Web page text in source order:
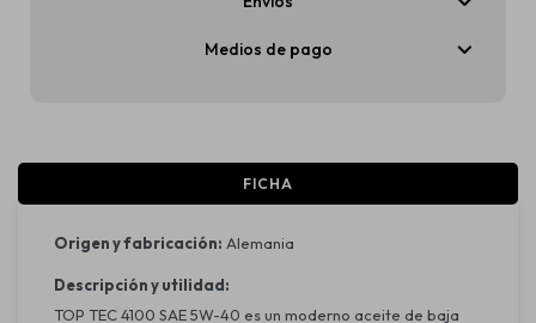
Medios de pago
FICHA
Origen y fabricación: Alemania
Descripción y utilidad:
TOP TEC 4100 SAE 5W-40 es un moderno aceite de baja